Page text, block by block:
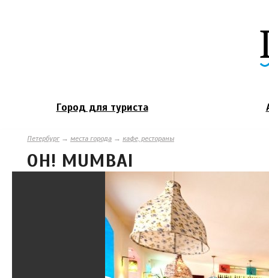
Город для туриста
Петербург→ места города → кафе, рестораны
OH! MUMBAI